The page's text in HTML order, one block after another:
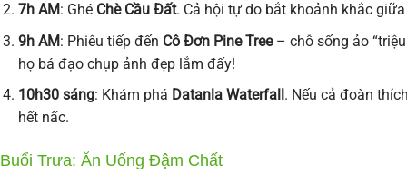
7h AM: Ghé Chè Cầu Đất. Cả hội tự do bắt khoảnh khắc
9h AM: Phiêu tiếp đến Cô Đơn Pine Tree– chỗ sống ảo
họ bá đạo chụp ảnh đẹp lắm đấy!
10h30 sáng: Khám phá Datanla Waterfall . Nếu cả đoàn
hết nấc.
Buổi Trưa: Ăn Uống Đậm Chất